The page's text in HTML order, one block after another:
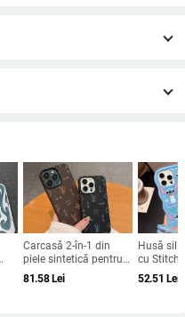
Carcasă 2-în-1 din
piele sintetică pentru
iPhone 12, 12 Pro, 13
și 14 — protecție la
81.58Lei
Husă
cu Stitch
iPhone
Max,
52.51 Lei